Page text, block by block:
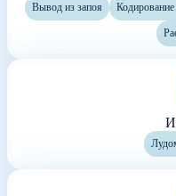
Вывод из запоя